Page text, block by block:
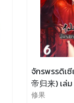
จักรพรรดิเ
帝归来) เล่
修果